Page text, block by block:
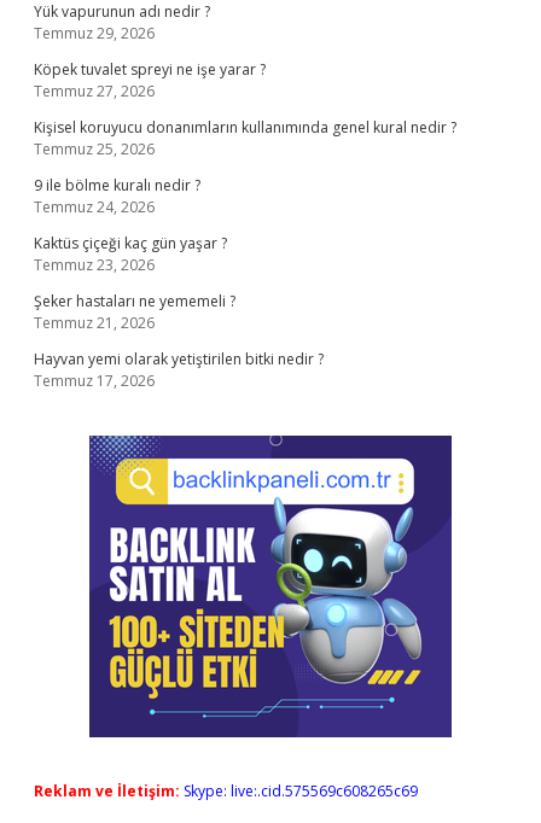
Yük vapurunun adı nedir ?
Temmuz 29, 2026
Köpek tuvalet spreyi ne işe yarar ?
Temmuz 27, 2026
Kişisel koruyucu donanımların kullanımında genel kural nedir ?
Temmuz 25, 2026
9 ile bölme kuralı nedir ?
Temmuz 24, 2026
Kaktüs çiçeği kaç gün yaşar ?
Temmuz 23, 2026
Şeker hastaları ne yememeli ?
Temmuz 21, 2026
Hayvan yemi olarak yetiştirilen bitki nedir ?
Temmuz 17, 2026
Reklam ve İletişim: Skype: live:.cid.575569c608265c69